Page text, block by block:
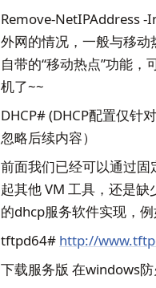
Remove-NetIPAddress -
外网的情况，一般与移
自带的“移动热点”功能
机了~~
DHCP# (DHCP配置仅针
忽略后续内容）
前面我们已经可以通过
起其他 VM 工具，还是
的dhcp服务软件实现，
tftpd64# http://
下载服务版 在windows